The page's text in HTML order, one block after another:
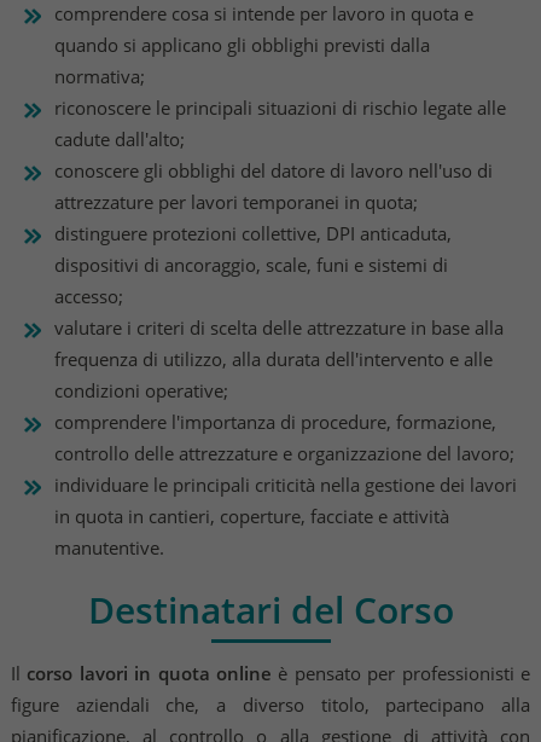
comprendere cosa si intende per lavoro in quota e
quando si applicano gli obblighi previsti dalla
normativa;
riconoscere le principali situazioni di rischio legate alle
cadute dall'alto;
conoscere gli obblighi del datore di lavoro nell'uso di
attrezzature per lavori temporanei in quota;
distinguere protezioni collettive, DPI anticaduta,
dispositivi di ancoraggio, scale, funi e sistemi di
accesso;
valutare i criteri di scelta delle attrezzature in base alla
frequenza di utilizzo, alla durata dell'intervento e alle
condizioni operative;
comprendere l'importanza di procedure, formazione,
controllo delle attrezzature e organizzazione del lavoro;
individuare le principali criticità nella gestione dei lavori
in quota in cantieri, coperture, facciate e attività
manutentive.
Destinatari del Corso
Il corso lavori in quota online è pensato per professionisti e
figure aziendali che, a diverso titolo, partecipano alla
pianificazione, al controllo o alla gestione di attività con